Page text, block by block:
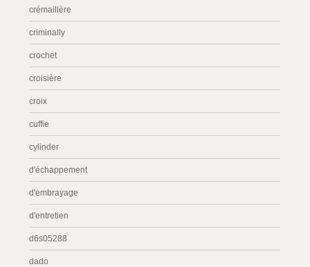
crémaillère
criminally
crochet
croisière
croix
cuffie
cylinder
d'échappement
d'embrayage
d'entretien
d6s05288
dado